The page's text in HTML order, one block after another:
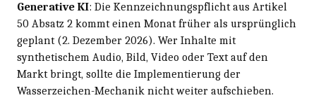
Generative KI: Die Kennzeichnungspflicht aus Artikel
50 Absatz 2 kommt einen Monat früher als ursprünglich
geplant (2. Dezember 2026). Wer Inhalte mit
synthetischem Audio, Bild, Video oder Text auf den
Markt bringt, sollte die Implementierung der
Wasserzeichen-Mechanik nicht weiter aufschieben.